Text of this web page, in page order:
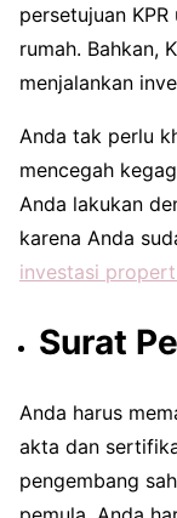
persetujuan
rumah. Bahkan,
menjalankan
Anda tak perlu
mencegah
Anda lakukan
karena Anda
investasi
Surat
Anda harus
akta dan
pengembang